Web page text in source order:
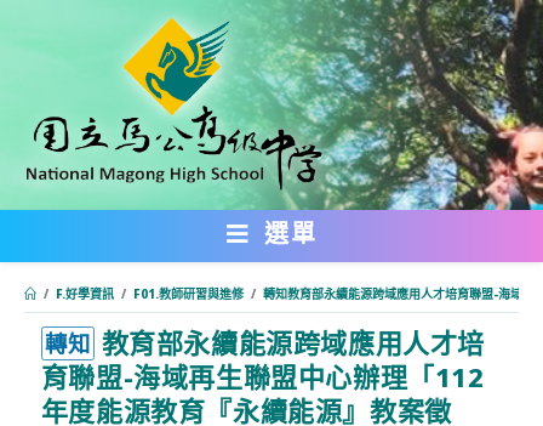
內
選單
/ F.好學資訊 / F01.教師研習與進修 / 轉知教育部永續能源跨域應用人才培育聯盟-海域
轉知 教育部永續能源跨域應用人才培
育聯盟-海域再生聯盟中心辦理「112
年度能源教育『永續能源』教案徵